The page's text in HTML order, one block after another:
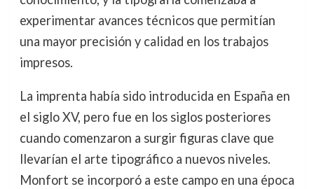
experimentar avances técnicos que permitían
una mayor precisión y calidad en los trabajos
impresos.
La imprenta había sido introducida en España en
el siglo XV, pero fue en los siglos posteriores
cuando comenzaron a surgir figuras clave que
llevarían el arte tipográfico a nuevos niveles.
Monfort se incorporó a este campo en una época